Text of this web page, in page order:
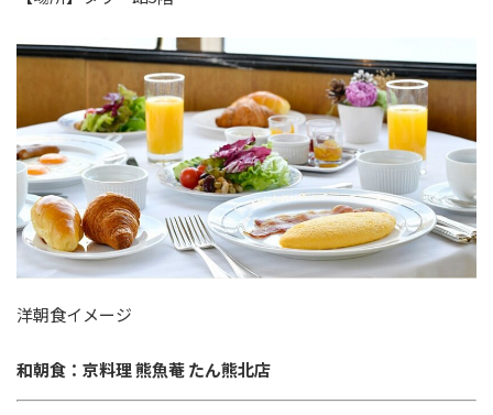
洋朝食イメージ
和朝食：京料理 熊魚菴 たん熊北店